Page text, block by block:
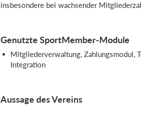
insbesondere bei wachsender
Genutzte SportMember-Module
Mitgliederverwaltung, Zahlungsmodul,
Integration
Aussage des Vereins